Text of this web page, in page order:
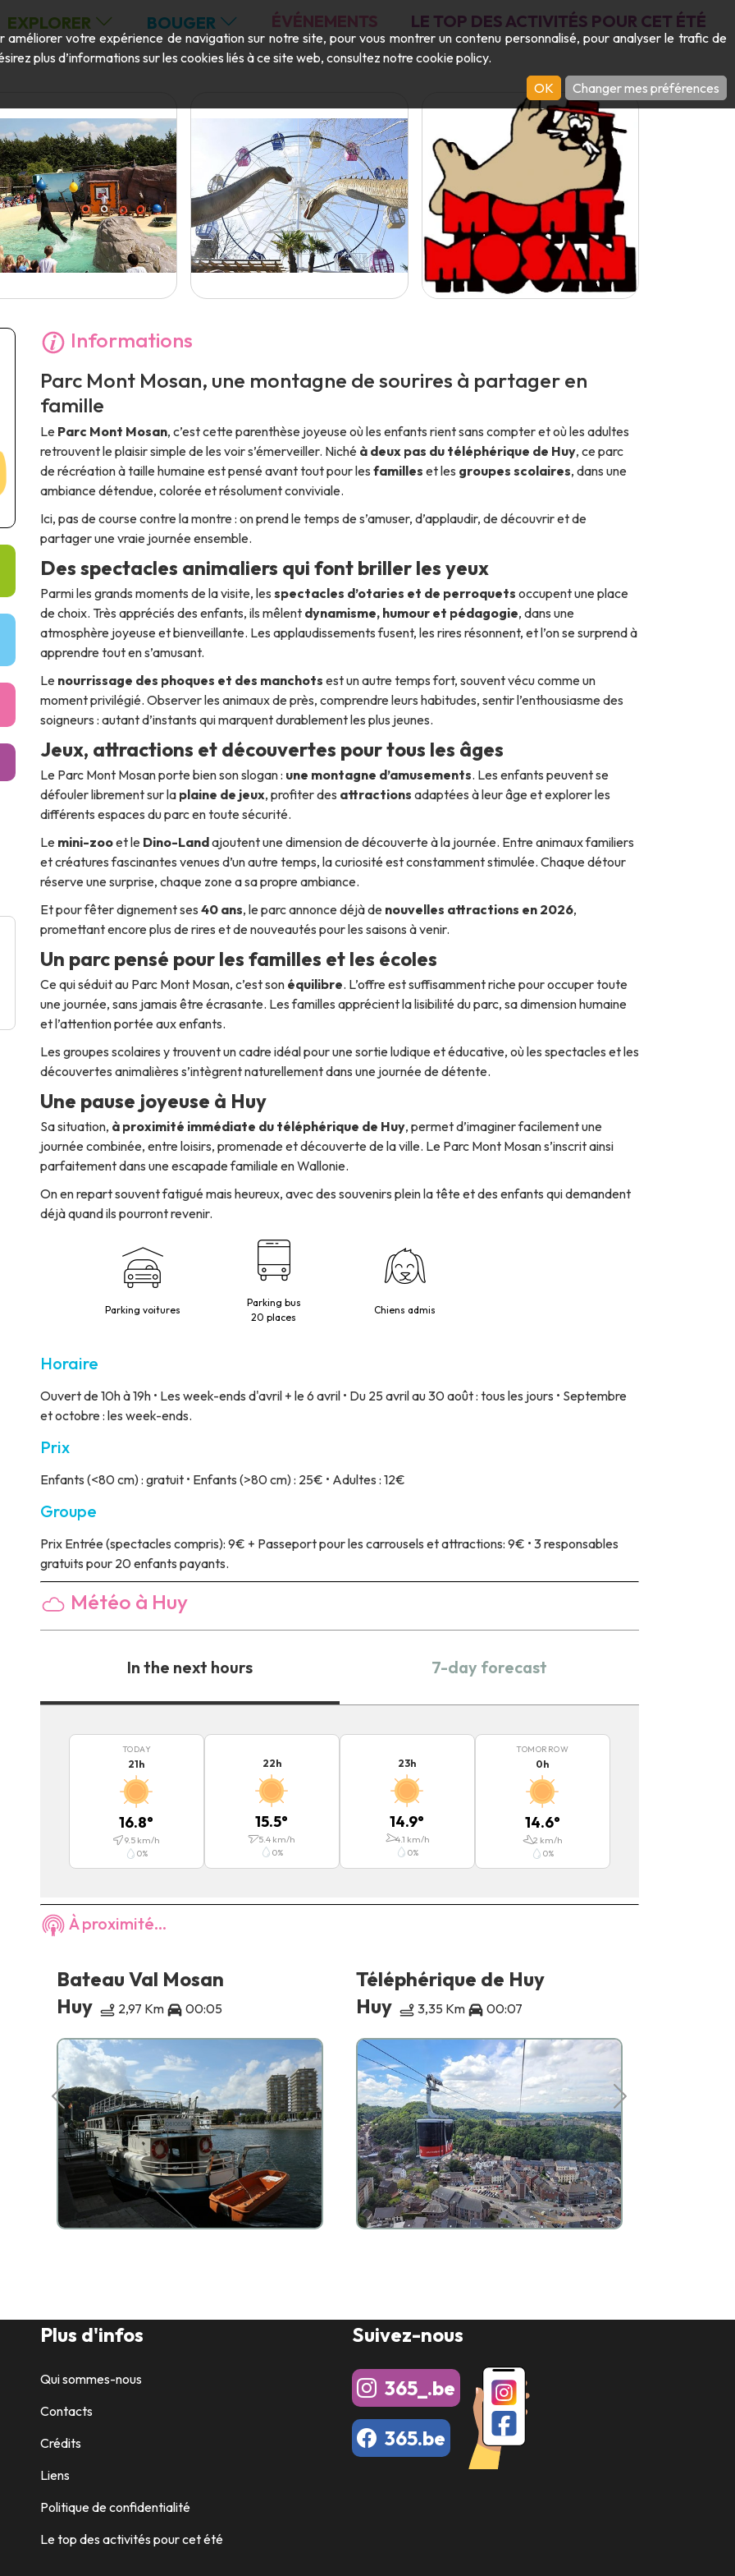
EXPLORER BOUGER ÉVÉNEMENTS LE TOP DES ACTIVITÉS POUR CET ÉTÉ
Informations
Parc Mont Mosan, une montagne de sourires à partager en
famille
Le Parc Mont Mosan, c’est cette parenthèse joyeuse où les enfants rient sans compter et où les adultes
retrouvent le plaisir simple de les voir s’émerveiller. Niché à deux pas du téléphérique de Huy, ce parc
de récréation à taille humaine est pensé avant tout pour les familles et les groupes scolaires, dans une
ambiance détendue, colorée et résolument conviviale.
Ici, pas de course contre la montre : on prend le temps de s’amuser, d’applaudir, de découvrir et de
partager une vraie journée ensemble.
Des spectacles animaliers qui font briller les yeux
Parmi les grands moments de la visite, les spectacles d’otaries et de perroquets occupent une place
de choix. Très appréciés des enfants, ils mêlent dynamisme, humour et pédagogie, dans une
atmosphère joyeuse et bienveillante. Les applaudissements fusent, les rires résonnent, et l’on se surprend à
apprendre tout en s’amusant.
Le nourrissage des phoques et des manchots est un autre temps fort, souvent vécu comme un
moment privilégié. Observer les animaux de près, comprendre leurs habitudes, sentir l’enthousiasme des
soigneurs : autant d’instants qui marquent durablement les plus jeunes.
Jeux, attractions et découvertes pour tous les âges
Le Parc Mont Mosan porte bien son slogan : une montagne d’amusements. Les enfants peuvent se
défouler librement sur la plaine de jeux, profiter des attractions adaptées à leur âge et explorer les
différents espaces du parc en toute sécurité.
Le mini-zooet le Dino-Landajoutent une dimension de découverte à la journée. Entre animaux familiers
et créatures fascinantes venues d’un autre temps, la curiosité est constamment stimulée. Chaque détour
réserve une surprise, chaque zone a sa propre ambiance.
Et pour fêter dignement ses 40 ans, le parc annonce déjà de nouvelles attractions en 2026,
promettant encore plus de rires et de nouveautés pour les saisons à venir.
Un parc pensé pour les familles et les écoles
Ce qui séduit au Parc Mont Mosan, c’est son équilibre. L’offre est suffisamment riche pour occuper toute
une journée, sans jamais être écrasante. Les familles apprécient la lisibilité du parc, sa dimension humaine
et l’attention portée aux enfants.
Les groupes scolaires y trouvent un cadre idéal pour une sortie ludique et éducative, où les spectacles et les
découvertes animalières s’intègrent naturellement dans une journée de détente.
Une pause joyeuse à Huy
Sa situation, à proximité immédiate du téléphérique de Huy, permet d’imaginer facilement une
journée combinée, entre loisirs, promenade et découverte de la ville. Le Parc Mont Mosan s’inscrit ainsi
parfaitement dans une escapade familiale en Wallonie.
On en repart souvent fatigué mais heureux, avec des souvenirs plein la tête et des enfants qui demandent
déjà quand ils pourront revenir.
Parking voitures
Parking bus
20 places
Chiens admis
Horaire
Ouvert de 10h à 19h • Les week-ends d'avril + le 6 avril • Du 25 avril au 30 août : tous les jours • Septembre
et octobre : les week-ends.
Prix
Enfants (<80 cm) : gratuit • Enfants (>80 cm) : 25€ • Adultes : 12€
Groupe
PrixEntrée (spectacles compris): 9€ + Passeport pour les carrousels et attractions: 9€ • 3 responsables
gratuits pour 20 enfants payants.
Météo à Huy
In the next hours 7-day forecast
TODAY
21h
16.8°
9.5km/h
0%
22h
15.5°
5.4 km/h
0%
23h
14.9°
4.1 km/h
0%
TOMORROW
0h
14.6°
2 km/h
0%
À proximité...
Bateau Val Mosan
Huy
2,97 Km 00:05
Téléphérique de Huy
Huy
3,35 Km 00:07
Plus d'infos
Qui sommes-nous
Contacts
Crédits
Liens
Politique de confidentialité
Le top des activités pour cet été
Suivez-nous
365_.be
365.be
améliorer votre expérience de navigation sur notre site, pour vous montrer un contenu personnalisé, pour analyser le trafic de
plus d’informations sur les cookies liés à ce site web, consultez notre cookie policy.
OK
Changer mes préférences